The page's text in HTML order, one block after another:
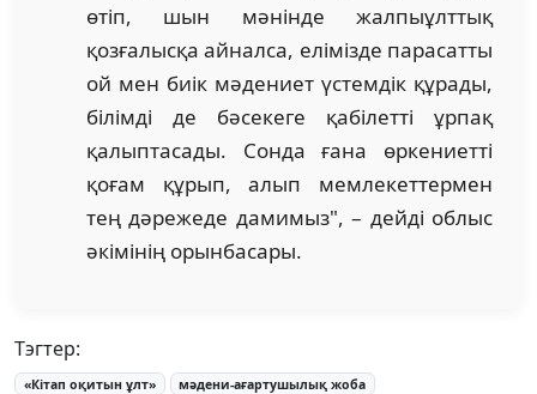
өтіп, шын мәнінде жалпыұлттық
қозғалысқа айналса, елімізде парасатты
ой мен биік мәдениет үстемдік құрады,
білімді де бәсекеге қабілетті ұрпақ
қалыптасады. Сонда ғана өркениетті
қоғам құрып, алып мемлекеттермен
тең дәрежеде дамимыз", – дейді облыс
әкімінің орынбасары.
Тэгтер:
«Кітап оқитын ұлт» мәдени-ағартушылық жоба